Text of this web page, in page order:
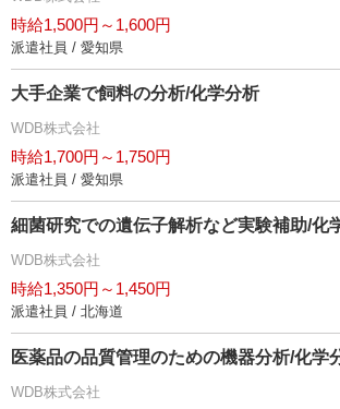
時給1,500円～1,600円
派遣社員 / 愛知県
大手企業で飼料の分析/化学分析
WDB株式会社
時給1,700円～1,750円
派遣社員 / 愛知県
細菌研究での遺伝子解析など実験補助/化
WDB株式会社
時給1,350円～1,450円
派遣社員 / 北海道
医薬品の品質管理のための機器分析/化学
WDB株式会社